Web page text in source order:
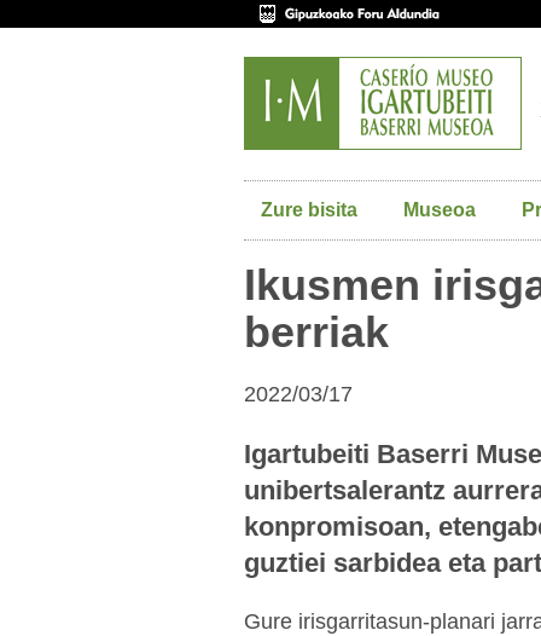
Zure bisita Museoa
Ikusmen
berriak
2022/03/17
Igartubeiti Baserri
unibertsalerantz
konpromisoan,
guztiei sarbidea eta
Gure irisgarritasun-planari